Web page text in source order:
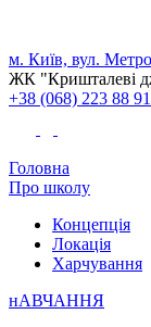
м. Київ, вул.
ЖК "Кришталеві
+38 (068) 223 88 91
Головна
Про школу
Концепція
Локація
Харчування
нАВЧАННЯ